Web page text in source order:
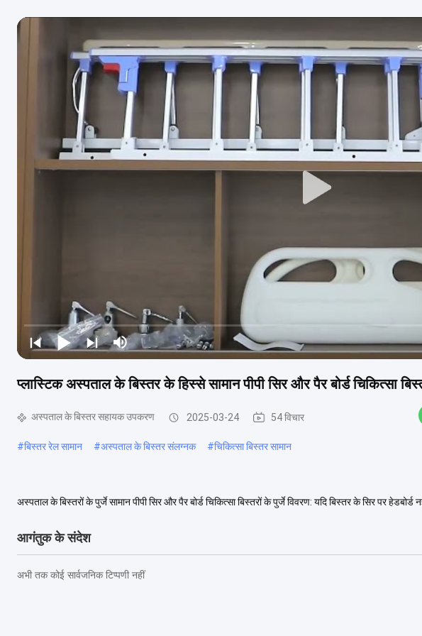
प्लास्टिक अस्पताल के बिस्तर के हिस्से सामान पीपी सिर और पैर बोर्ड चिकित्सा
अस्पताल के बिस्तर सहायक उपकरण 2025-03-24 54 विचार
#बिस्तर रेल सामान #अस्पताल के बिस्तर संलग्नक #चिकित्सा बिस्तर सामान
अस्पताल के बिस्तरों के पुर्जे सामान पीपी सिर और पैर बोर्ड चिकित्सा बिस्तरों के पुर्जे विवरण: यदि बिस्तर के सिर पर
आगंतुक के संदेश
अभी तक कोई सार्वजनिक टिप्पणी नहीं